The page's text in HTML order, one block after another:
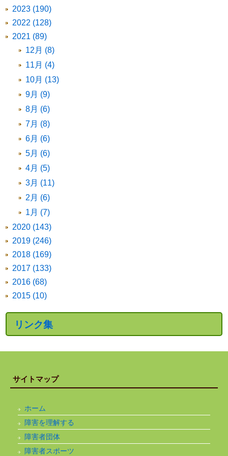
2023 (190)
2022 (128)
2021 (89)
12月 (8)
11月 (4)
10月 (13)
9月 (9)
8月 (6)
7月 (8)
6月 (6)
5月 (6)
4月 (5)
3月 (11)
2月 (6)
1月 (7)
2020 (143)
2019 (246)
2018 (169)
2017 (133)
2016 (68)
2015 (10)
リンク集
サイトマップ
ホーム
障害を理解する
障害者団体
障害者スポーツ